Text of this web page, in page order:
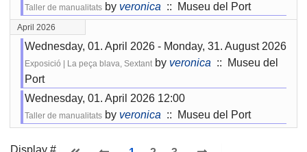
Taller de manualitats by veronica :: Museu del Port
April 2026
Wednesday, 01. April 2026 - Monday, 31. August 2026
Exposició | La peça blava, Sextant by veronica :: Museu del
Port
Wednesday, 01. April 2026 12:00
Taller de manualitats by veronica :: Museu del Port
Pagination List Limit
Display #